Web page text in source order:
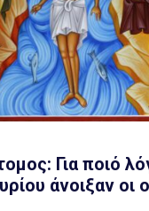
Για ποιό
άνοιξαν οι